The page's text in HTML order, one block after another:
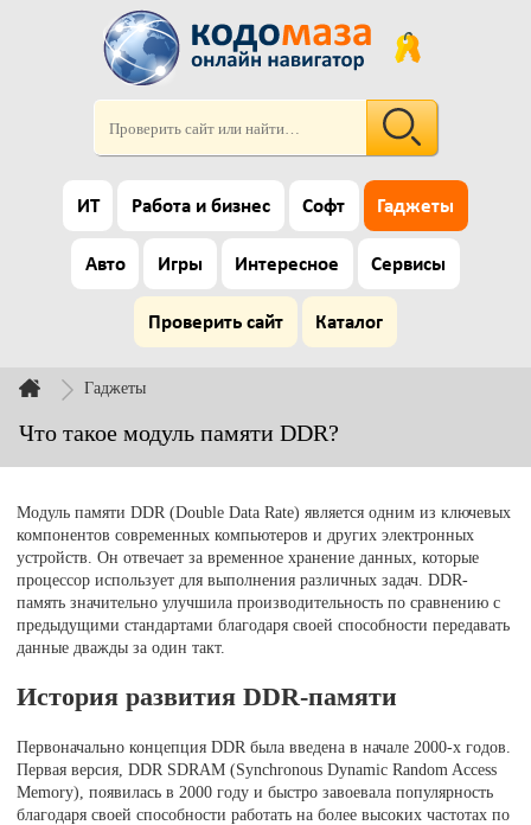
ИТ Работа и бизнес Софт Гаджеты
Авто Игры Интересное Сервисы
Проверить сайт Каталог
Гаджеты
Что такое модуль памяти DDR?
Модуль памяти DDR (Double Data Rate) является одним из ключевых
компонентов современных компьютеров и других электронных
устройств. Он отвечает за временное хранение данных, которые
процессор использует для выполнения различных задач. DDR-
память значительно улучшила производительность по сравнению с
предыдущими стандартами благодаря своей способности передавать
данные дважды за один такт.
История развития DDR-памяти
Первоначально концепция DDR была введена в начале 2000-х годов.
Первая версия, DDR SDRAM (Synchronous Dynamic Random Access
Memory), появилась в 2000 году и быстро завоевала популярность
благодаря своей способности работать на более высоких частотах по